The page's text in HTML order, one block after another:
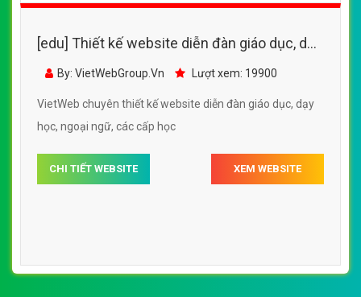
[edu] Thiết kế website diễn đàn giáo dục, dạy
học, ngoại ngữ, các cấp học
By: VietWebGroup.Vn Lượt xem: 19900
VietWeb chuyên thiết kế website diễn đàn giáo dục, dạy
học, ngoại ngữ, các cấp học
CHI TIẾT WEBSITE XEM WEBSITE